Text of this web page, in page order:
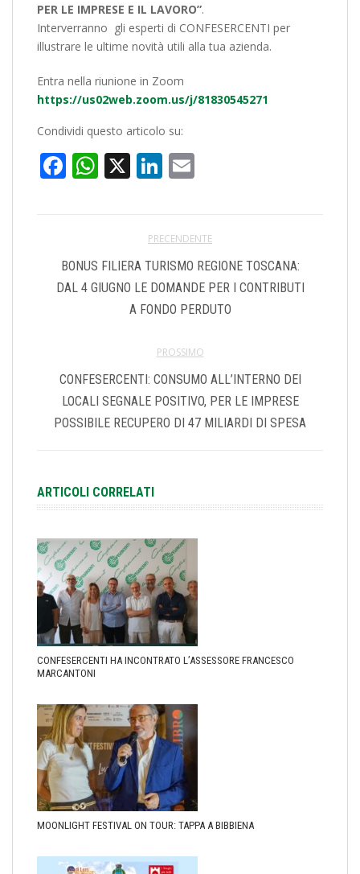
PER LE IMPRESE E IL LAVORO”.
Interverranno gli esperti di CONFESERCENTI per
illustrare le ultime novità utili alla tua azienda.
Entra nella riunione in Zoom
https://us02web.zoom.us/j/81830545271
Condividi questo articolo su:
Facebook
WhatsApp
X LinkedIn
PRECENDENTE
BONUS FILIERA TURISMO REGIONE TOSCANA:
DAL 4 GIUGNO LE DOMANDE PER I CONTRIBUTI
A FONDO PERDUTO
PROSSIMO
CONFESERCENTI: CONSUMO ALL’INTERNO DEI
LOCALI SEGNALE POSITIVO, PER LE IMPRESE
POSSIBILE RECUPERO DI 47 MILIARDI DI SPESA
ARTICOLI CORRELATI
CONFESERCENTI HA INCONTRATO L’ASSESSORE FRANCESCO
MARCANTONI
MOONLIGHT FESTIVAL ON TOUR: TAPPA A BIBBIENA